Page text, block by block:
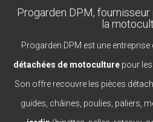
Progarden DPM,
la
Progarden DPM est une entreprise
détachées de motoculturepour les
Son offre recouvre les pièces
guides, châines, poulies, paliers,